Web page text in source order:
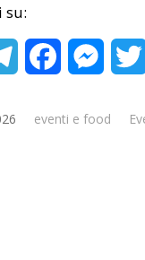
su:
TelegramFacebook
eventi e food